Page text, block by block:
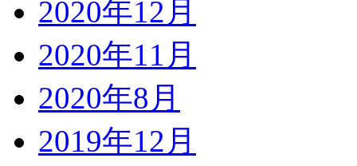
2020年12月
2020年11月
2020年8月
2019年12月